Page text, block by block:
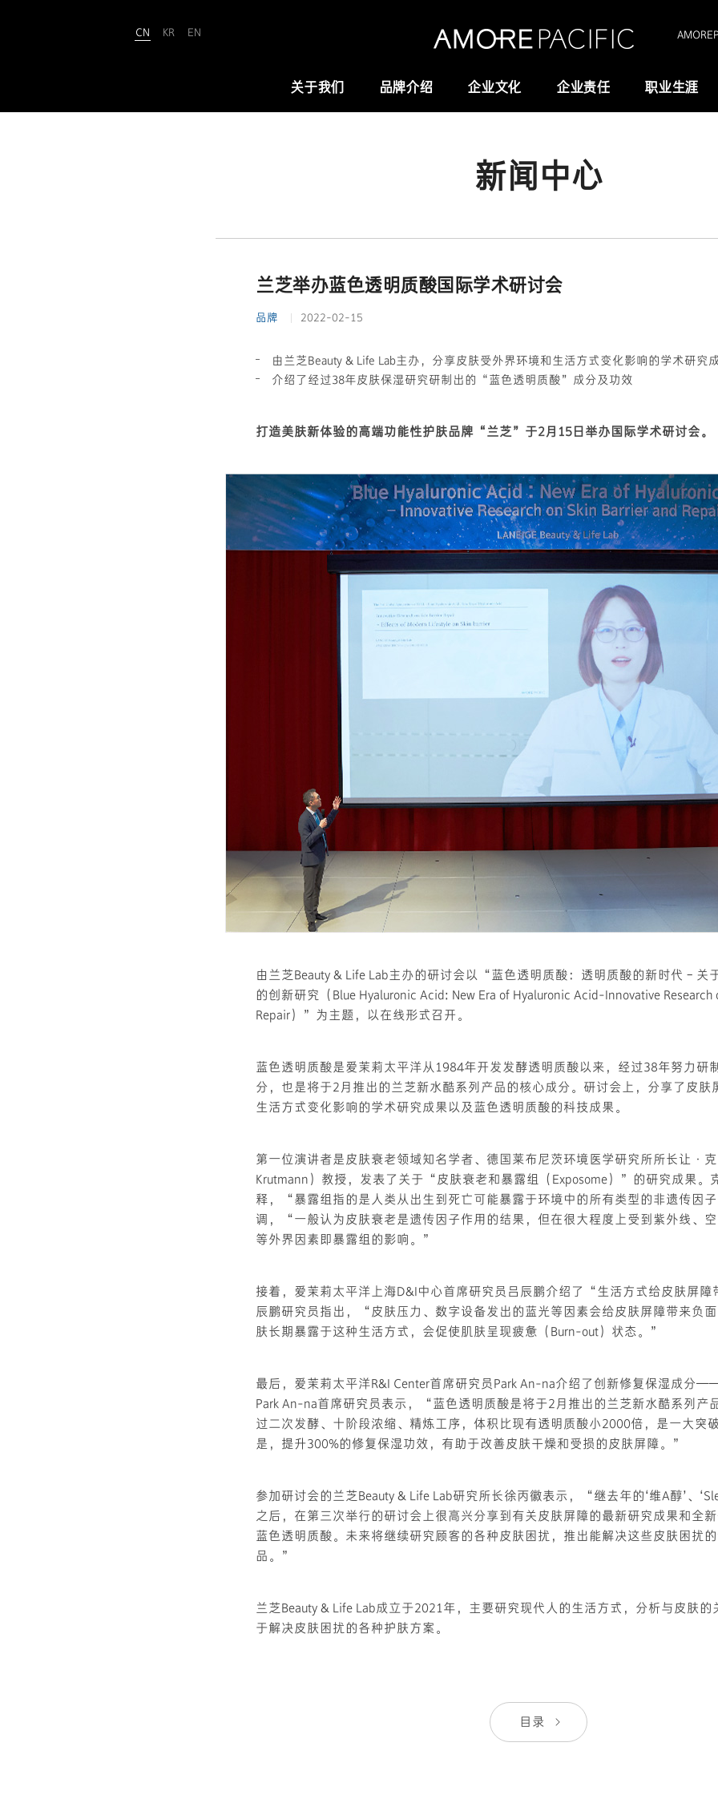
CN KR EN
关于我们
的美之未来，让全世界所有人跨越年
Amorepacific
历史沿革
研究与创新
供应链管理(SCM)
品牌介绍 企业文化 企业责任 职业生涯
新闻中心
兰芝举办蓝色透明质酸国际学术研讨会
品牌 2022-02-15
由兰芝Beauty & Life Lab主办，分享皮肤受外界环境和生活方式变化影响的学术研究
介绍了经过38年皮肤保湿研究研制出的“蓝色透明质酸”成分及功效
打造美肤新体验的高端功能性护肤品牌“兰芝”于2月15日举办国际学术研讨会。
由兰芝Beauty & Life Lab主办的研讨会以“蓝色透明质酸：透明质酸的新时代–关
的创新研究（Blue Hyaluronic Acid: New Era of Hyaluronic Acid-Innovative Research
Repair）”为主题，以在线形式召开。
蓝色透明质酸是爱茉莉太平洋从1984年开发发酵透明质酸以来，经过38年努力研
分，也是将于2月推出的兰芝新水酷系列产品的核心成分。研讨会上，分享了皮肤
生活方式变化影响的学术研究成果以及蓝色透明质酸的科技成果。
第一位演讲者是皮肤衰老领域知名学者、德国莱布尼茨环境医学研究所所长让·
Krutmann）教授，发表了关于“皮肤衰老和暴露组（Exposome）”的研究成果。
释，“暴露组指的是人类从出生到死亡可能暴露于环境中的所有类型的非遗传因
调，“一般认为皮肤衰老是遗传因子作用的结果，但在很大程度上受到紫外线、
等外界因素即暴露组的影响。”
接着，爱茉莉太平洋上海D&I中心首席研究员吕辰鹏介绍了“生活方式给皮肤屏
辰鹏研究员指出，“皮肤压力、数字设备发出的蓝光等因素会给皮肤屏障带来负
肤长期暴露于这种生活方式，会促使肌肤呈现疲惫（Burn-out）状态。”
最后，爱茉莉太平洋R&I Center首席研究员Park An-na介绍了创新修复保湿成分
Park An-na首席研究员表示，“蓝色透明质酸是将于2月推出的兰芝新水酷系列产
过二次发酵、十阶段浓缩、精炼工序，体积比现有透明质酸小2000倍，是一大突
是，提升300%的修复保湿功效，有助于改善皮肤干燥和受损的皮肤屏障。”
参加研讨会的兰芝Beauty & Life Lab研究所长徐丙徽表示，“继去年的‘维A醇’、
之后，在第三次举行的研讨会上很高兴分享到有关皮肤屏障的最新研究成果和
蓝色透明质酸。未来将继续研究顾客的各种皮肤困扰，推出能解决这些皮肤困扰
品。”
兰芝Beauty & Life Lab成立于2021年，主要研究现代人的生活方式，分析与皮肤
于解决皮肤困扰的各种护肤方案。
目录